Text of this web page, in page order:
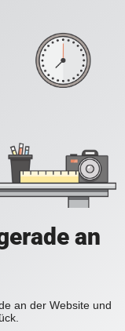
an
an der Website und